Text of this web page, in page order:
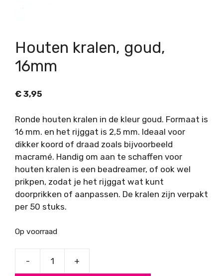
Houten kralen, goud,
16mm
€ 3,95
Ronde houten kralen in de kleur goud. Formaat is
16 mm. en het rijggat is 2,5 mm. Ideaal voor
dikker koord of draad zoals bijvoorbeeld
macramé. Handig om aan te schaffen voor
houten kralen is een beadreamer, of ook wel
prikpen, zodat je het rijggat wat kunt
doorprikken of aanpassen. De kralen zijn verpakt
per 50 stuks.
Op voorraad
- +